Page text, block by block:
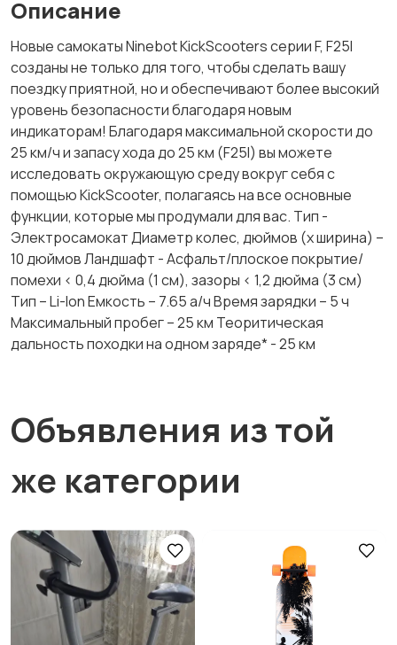
Описание
Новые самокаты Ninebot KickScooters серии F, F25I
созданы не только для того, чтобы сделать вашу
поездку приятной, но и обеспечивают более высокий
уровень безопасности благодаря новым
индикаторам! Благодаря максимальной скорости до
25 км/ч и запасу хода до 25 км (F25I) вы можете
исследовать окружающую среду вокруг себя с
помощью KickScooter, полагаясь на все основные
функции, которые мы продумали для вас. Тип -
Электросамокат Диаметр колес, дюймов (x ширина) –
10 дюймов Ландшафт - Асфальт/плоское покрытие/
помехи < 0,4 дюйма (1 см), зазоры < 1,2 дюйма (3 см)
Тип – Li-Ion Емкость – 7.65 а/ч Время зарядки – 5 ч
Максимальный пробег – 25 км Теоритическая
дальность походки на одном заряде* - 25 км
Объявления из той
же категории